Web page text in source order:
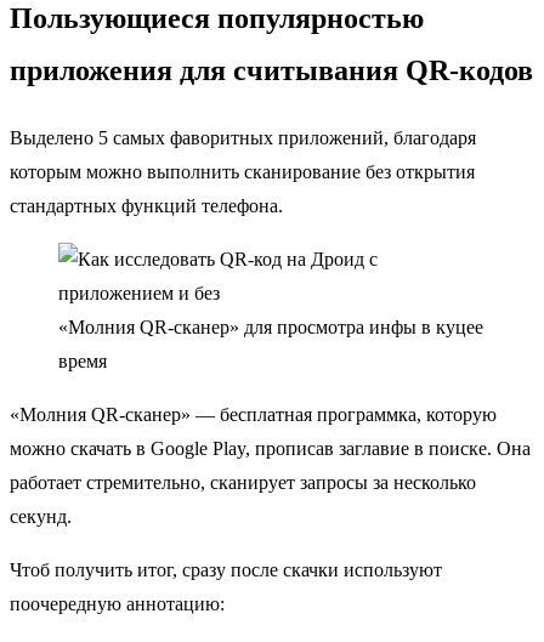
Пользующиеся популярностью
приложения для считывания QR-кодов
Выделено 5 самых фаворитных приложений, благодаря
которым можно выполнить сканирование без открытия
стандартных функций телефона.
«Молния QR-сканер» для просмотра инфы в куцее
время
«Молния QR-сканер» — бесплатная программка, которую
можно скачать в Google Play, прописав заглавие в поиске. Она
работает стремительно, сканирует запросы за несколько
секунд.
Чтоб получить итог, сразу после скачки используют
поочередную аннотацию: